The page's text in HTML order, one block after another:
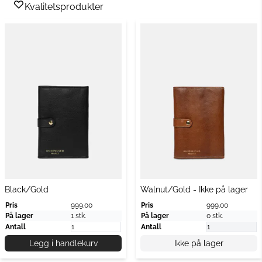
Kvalitetsprodukter
Black/Gold
Pris
999.00
På lager
1 stk.
Antall
Legg i handlekurv
Walnut/Gold - Ikke på lager
Pris
999.00
På lager
0 stk.
Antall
Ikke på lager